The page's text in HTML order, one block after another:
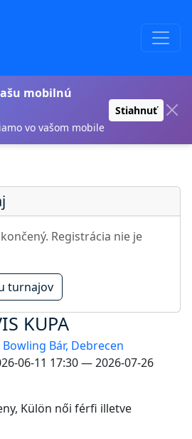
mobilnú
vo vašom mobile
Stiahnuť
Registrácia nie je
turnajov
KUPA
Bowling Bár, Debrecen
06-11 17:30 — 2026-07-26
Külön női férfi illetve